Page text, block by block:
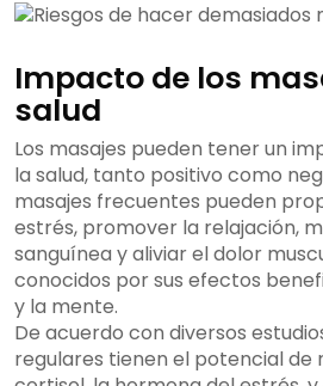
Impacto de los
salud
Los masajes pueden tener un
la salud, tanto positivo como
masajes frecuentes pueden
estrés, promover la relajación,
sanguínea y aliviar el dolor
conocidos por sus efectos
y la mente.
De acuerdo con diversos
regulares tienen el potencial de